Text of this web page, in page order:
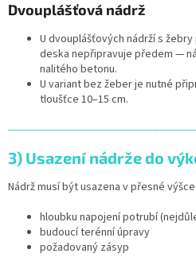
Dvouplášťová nádrž
U dvouplášťových nádrží s
deska nepřipravuje předem —
nalitého betonu.
U variant bez žeber je nutné
tloušťce 10–15 cm.
3) Usazení nádrže do
Nádrž musí být usazena v přesné
hloubku napojení potrubí
budoucí terénní úpravy
požadovaný zásyp